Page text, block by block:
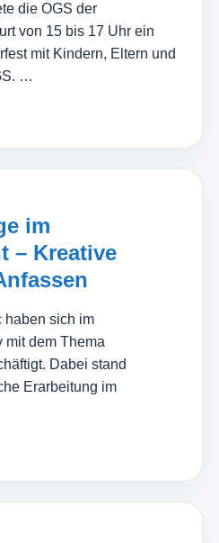
die OGS der
von 15 bis 17 Uhr ein
mit Kindern, Eltern und
…
im
– Kreative
haben sich im
mit dem Thema
Dabei stand
Erarbeitung im